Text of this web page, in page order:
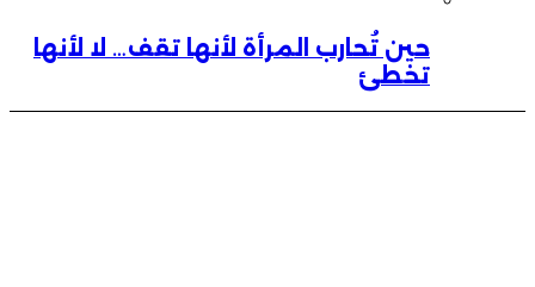
حين تُحارب المرأة لأنها تقف… لا لأنها
تخطئ